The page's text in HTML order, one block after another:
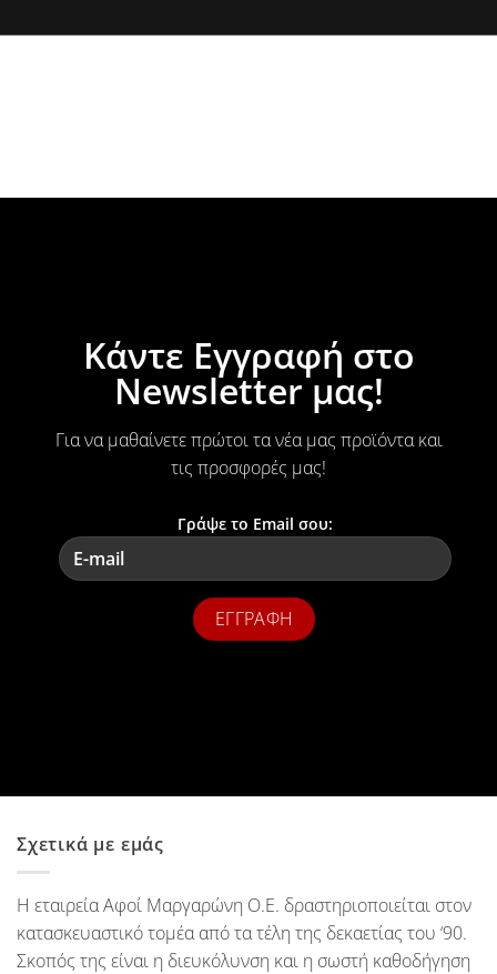
Κάντε Εγγραφή στο
Newsletter μας!
Για να μαθαίνετε πρώτοι τα νέα μας προϊόντα και
τις προσφορές μας!
Γράψε το Email σου:
Σχετικά με εμάς
Η εταιρεία Αφοί Μαργαρώνη Ο.Ε. δραστηριοποιείται στον
κατασκευαστικό τομέα από τα τέλη της δεκαετίας του ‘90.
Σκοπός της είναι η διευκόλυνση και η σωστή καθοδήγηση